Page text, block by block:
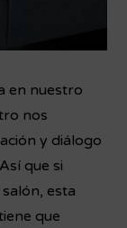
en nuestro
nos
y diálogo
que si
esta
que